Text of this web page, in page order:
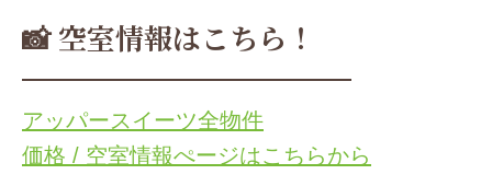
📸 空室情報はこちら！
アッパースイーツ全物件
価格 / 空室情報ぺージはこちらから